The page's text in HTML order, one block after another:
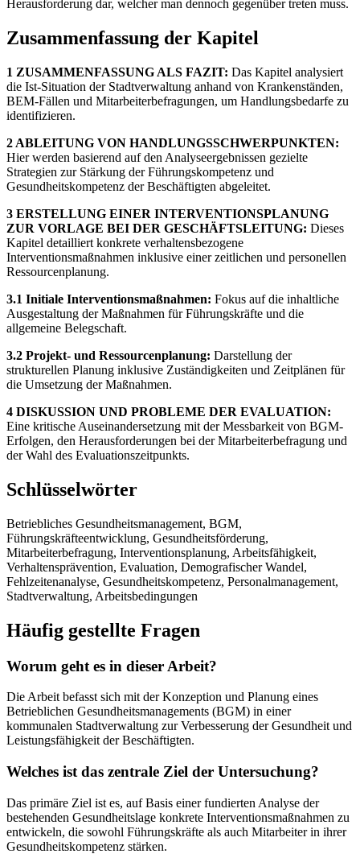
Herausforderung dar, welcher man dennoch gegenüber treten muss.
Zusammenfassung der Kapitel
1 ZUSAMMENFASSUNG ALS FAZIT: Das Kapitel analysiert
die Ist-Situation der Stadtverwaltung anhand von Krankenständen,
BEM-Fällen und Mitarbeiterbefragungen, um Handlungsbedarfe zu
identifizieren.
2 ABLEITUNG VON HANDLUNGSSCHWERPUNKTEN:
Hier werden basierend auf den Analyseergebnissen gezielte
Strategien zur Stärkung der Führungskompetenz und
Gesundheitskompetenz der Beschäftigten abgeleitet.
3 ERSTELLUNG EINER INTERVENTIONSPLANUNG
ZUR VORLAGE BEI DER GESCHÄFTSLEITUNG: Dieses
Kapitel detailliert konkrete verhaltensbezogene
Interventionsmaßnahmen inklusive einer zeitlichen und personellen
Ressourcenplanung.
3.1 Initiale Interventionsmaßnahmen: Fokus auf die inhaltliche
Ausgestaltung der Maßnahmen für Führungskräfte und die
allgemeine Belegschaft.
3.2 Projekt- und Ressourcenplanung: Darstellung der
strukturellen Planung inklusive Zuständigkeiten und Zeitplänen für
die Umsetzung der Maßnahmen.
4 DISKUSSION UND PROBLEME DER EVALUATION:
Eine kritische Auseinandersetzung mit der Messbarkeit von BGM-
Erfolgen, den Herausforderungen bei der Mitarbeiterbefragung und
der Wahl des Evaluationszeitpunkts.
Schlüsselwörter
Betriebliches Gesundheitsmanagement, BGM,
Führungskräfteentwicklung, Gesundheitsförderung,
Mitarbeiterbefragung, Interventionsplanung, Arbeitsfähigkeit,
Verhaltensprävention, Evaluation, Demografischer Wandel,
Fehlzeitenanalyse, Gesundheitskompetenz, Personalmanagement,
Stadtverwaltung, Arbeitsbedingungen
Häufig gestellte Fragen
Worum geht es in dieser Arbeit?
Die Arbeit befasst sich mit der Konzeption und Planung eines
Betrieblichen Gesundheitsmanagements (BGM) in einer
kommunalen Stadtverwaltung zur Verbesserung der Gesundheit und
Leistungsfähigkeit der Beschäftigten.
Welches ist das zentrale Ziel der Untersuchung?
Das primäre Ziel ist es, auf Basis einer fundierten Analyse der
bestehenden Gesundheitslage konkrete Interventionsmaßnahmen zu
entwickeln, die sowohl Führungskräfte als auch Mitarbeiter in ihrer
Gesundheitskompetenz stärken.